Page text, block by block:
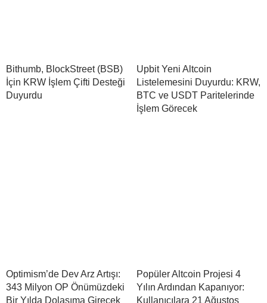
Bithumb, BlockStreet (BSB)
İçin KRW İşlem Çifti Desteği
Duyurdu
Upbit Yeni Altcoin
Listelemesini Duyurdu: KRW,
BTC ve USDT Paritelerinde
İşlem Görecek
Optimism’de Dev Arz Artışı:
343 Milyon OP Önümüzdeki
Bir Yılda Dolaşıma Girecek
Popüler Altcoin Projesi 4
Yılın Ardından Kapanıyor:
Kullanıcılara 21 Ağustos